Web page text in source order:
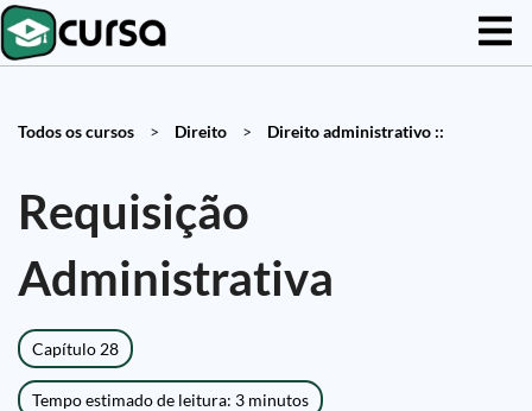
Todos os cursos > Direito > Direito administrativo ::
Requisição
Administrativa
Capítulo 28
Tempo estimado de leitura: 3 minutos